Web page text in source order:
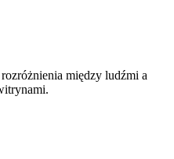
między ludźmi a